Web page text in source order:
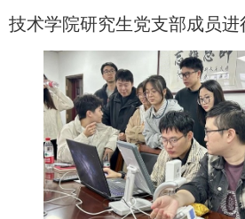
技术学院研究生党支部成员进